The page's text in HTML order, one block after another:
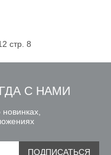
стр. 8
С НАМИ
ПОДПИСАТЬСЯ